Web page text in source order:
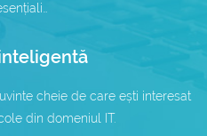
cheie de care ești interesat
din domeniul IT.